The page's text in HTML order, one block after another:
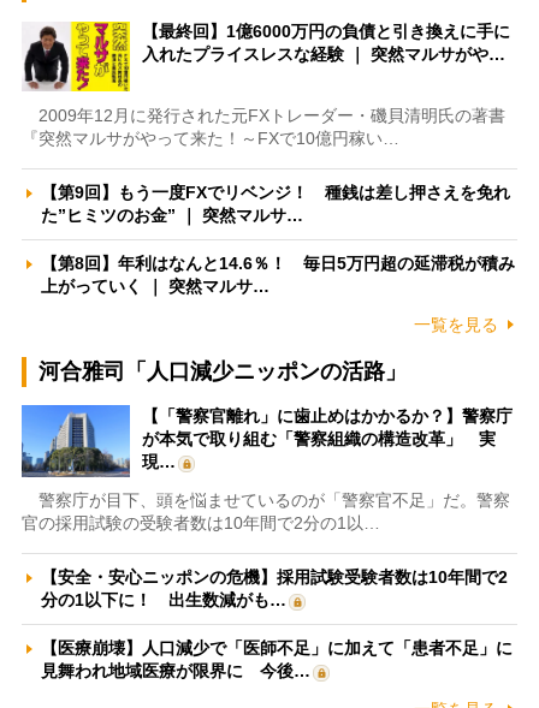
【最終回】1億6000万円の負債と引き換えに手に
入れたプライスレスな経験 ｜ 突然マルサがや…
2009年12月に発行された元FXトレーダー・磯貝清明氏の著書
『突然マルサがやって来た！～FXで10億円稼い…
【第9回】もう一度FXでリベンジ！ 種銭は差し押さえを免れ
た”ヒミツのお金” ｜ 突然マルサ…
【第8回】年利はなんと14.6％！ 毎日5万円超の延滞税が積み
上がっていく ｜ 突然マルサ…
一覧を見る
河合雅司「人口減少ニッポンの活路」
【「警察官離れ」に歯止めはかかるか？】警察庁
が本気で取り組む「警察組織の構造改革」 実
現…
警察庁が目下、頭を悩ませているのが「警察官不足」だ。警察
官の採用試験の受験者数は10年間で2分の1以…
【安全・安心ニッポンの危機】採用試験受験者数は10年間で2
分の1以下に！ 出生数減がも…
【医療崩壊】人口減少で「医師不足」に加えて「患者不足」に
見舞われ地域医療が限界に 今後…